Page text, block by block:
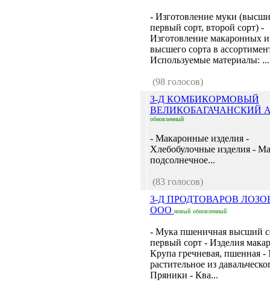
- Изготовление муки
первый сорт, второй сорт) -
Изготовление макаронных
высшего сорта в
Используемые материалы: ...
(98 голосов)
З-Д КОМБИКОРМОВЫЙ
ВЕЛИКОБАГАЧАНСКИЙ
обновленный
- Макаронные изделия -
Хлебобулочные изделия -
подсолнечное...
(83 голосов)
З-Д ПРОДТОВАРОВ
ООО новый обновленный
- Мука пшеничная высший
первый сорт - Изделия
Крупа гречневая, пшенная -
растительное из
Пряники - Ква...